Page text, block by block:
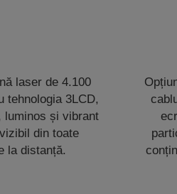
laser de 4.100
tehnologia 3LCD,
luminos și vibrant
din toate
la distanță.